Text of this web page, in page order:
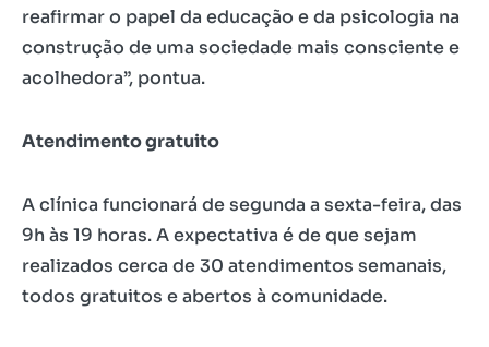
reafirmar o papel da educação e da psicologia na
construção de uma sociedade mais consciente e
acolhedora”, pontua.
Atendimento gratuito
A clínica funcionará de segunda a sexta-feira, das
9h às 19 horas. A expectativa é de que sejam
realizados cerca de 30 atendimentos semanais,
todos gratuitos e abertos à comunidade.